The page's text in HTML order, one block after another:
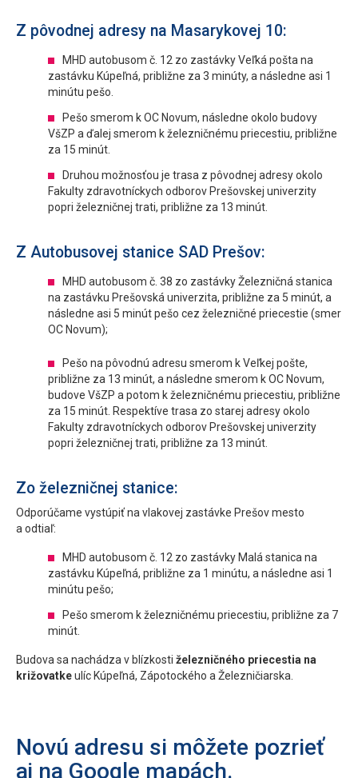
Z pôvodnej adresy na Masarykovej 10:
MHD autobusom č. 12 zo zastávky Veľká pošta na
zastávku Kúpeľná, približne za 3 minúty, a následne asi 1
minútu pešo.
Pešo smerom k OC Novum, následne okolo budovy
VšZP a ďalej smerom k železničnému priecestiu, približne
za 15 minút.
Druhou možnosťou je trasa z pôvodnej adresy okolo
Fakulty zdravotníckych odborov Prešovskej univerzity
popri železničnej trati, približne za 13 minút.
Z Autobusovej stanice SAD Prešov:
MHD autobusom č. 38 zo zastávky Železničná stanica
na zastávku Prešovská univerzita, približne za 5 minút, a
následne asi 5 minút pešo cez železničné priecestie (smer
OC Novum);
Pešo na pôvodnú adresu smerom k Veľkej pošte,
približne za 13 minút, a následne smerom k OC Novum,
budove VšZP a potom k železničnému priecestiu, približne
za 15 minút. Respektíve trasa zo starej adresy okolo
Fakulty zdravotníckych odborov Prešovskej univerzity
popri železničnej trati, približne za 13 minút.
Zo železničnej stanice:
Odporúčame vystúpiť na vlakovej zastávke Prešov mesto
a odtiaľ:
MHD autobusom č. 12 zo zastávky Malá stanica na
zastávku Kúpeľná, približne za 1 minútu, a následne asi 1
minútu pešo;
Pešo smerom k železničnému priecestiu, približne za 7
minút.
Budova sa nachádza v blízkosti železničného priecestia na
križovatkeulíc Kúpeľná, Zápotockého a Železničiarska.
Novú adresu si môžete pozrieť
aj na Google mapách.